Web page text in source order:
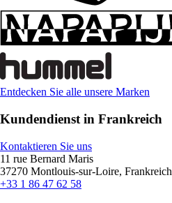
Entdecken Sie alle unsere Marken
Kundendienst in Frankreich
Kontaktieren Sie uns
11 rue Bernard Maris
37270 Montlouis-sur-Loire, Frankreich
+33 1 86 47 62 58